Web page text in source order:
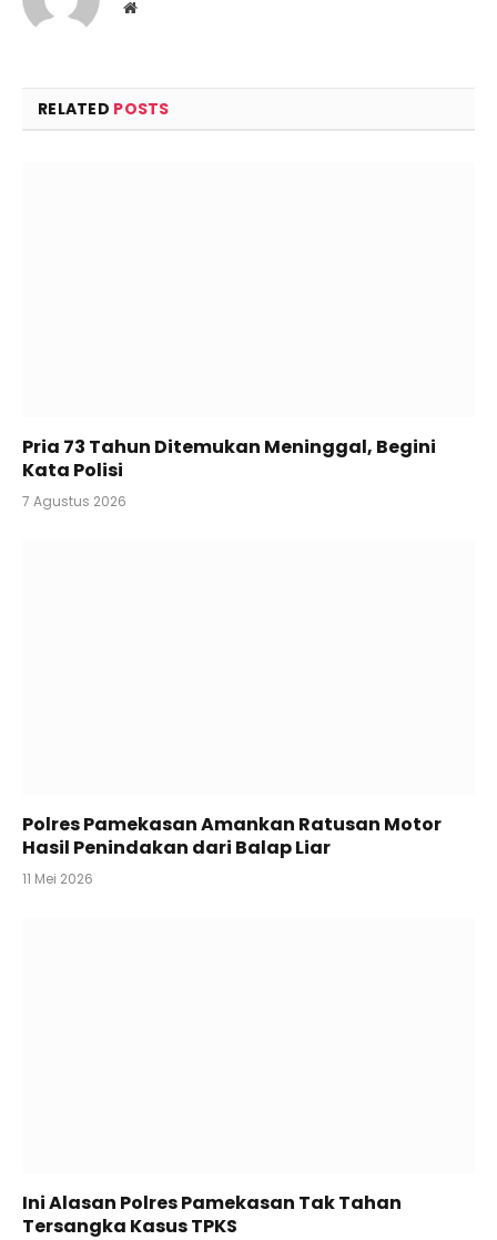
Website
RELATED POSTS
Pria 73 Tahun Ditemukan Meninggal, Begini
Kata Polisi
7 Agustus 2026
Polres Pamekasan Amankan Ratusan Motor
Hasil Penindakan dari Balap Liar
11 Mei 2026
Ini Alasan Polres Pamekasan Tak Tahan
Tersangka Kasus TPKS